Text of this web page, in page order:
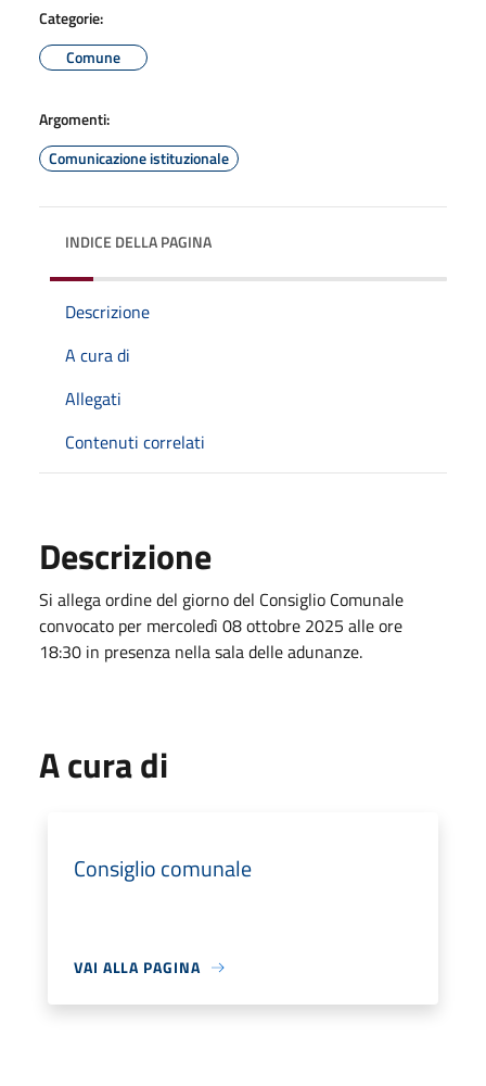
Categorie:
Comune
Argomenti:
Comunicazione istituzionale
INDICE DELLA PAGINA
Descrizione
A cura di
Allegati
Contenuti correlati
Descrizione
Si allega ordine del giorno del Consiglio Comunale
convocato per mercoledì 08 ottobre 2025 alle ore
18:30 in presenza nella sala delle adunanze.
A cura di
Consiglio comunale
VAI ALLA PAGINA